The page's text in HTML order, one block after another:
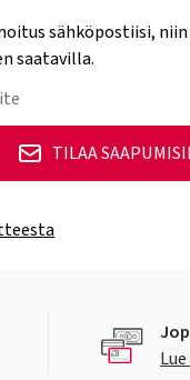
sähköpostiisi,
saatavilla.
TILAA